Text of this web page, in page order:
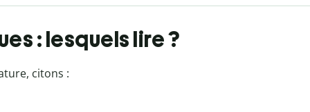
: lesquels lire ?
citons :